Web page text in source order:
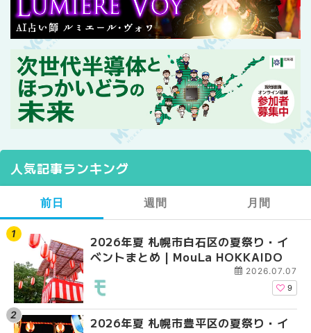
人気記事ランキング
前日
2026年夏 札幌市白石区の夏祭り・イ
ベントまとめ | MouLa HOKKAIDO
2026.07.07
9
2026年夏 札幌市豊平区の夏祭り・イ
週間
【2026年最新】札幌
ガーデン｜オープン日
大通公園から穴場テ
2026年夏 札幌市白石
月間
【2026年最新】札幌
ガーデン｜オープン日
大通公園から穴場テ
2026年夏 札幌市北区